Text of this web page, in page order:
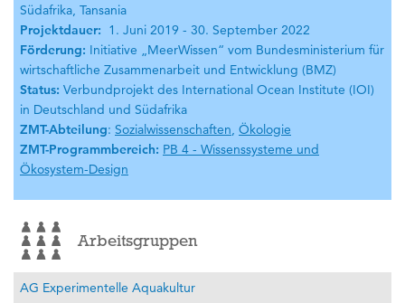
Südafrika, Tansania
Projektdauer: 1. Juni 2019 - 30. September 2022
Förderung: Initiative „MeerWissen“ vom Bundesministerium für
wirtschaftliche Zusammenarbeit und Entwicklung (BMZ)
Status: Verbundprojekt des International Ocean Institute (IOI)
in Deutschland und Südafrika
ZMT-Abteilung: Sozialwissenschaften, Ökologie
ZMT-Programmbereich: PB 4 - Wissenssysteme und
Ökosystem-Design
Arbeitsgruppen
AG Experimentelle Aquakultur